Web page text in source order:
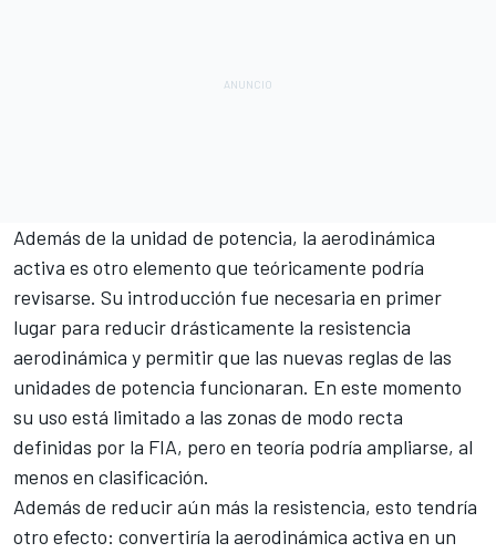
Además de la unidad de potencia, la aerodinámica
activa es otro elemento que teóricamente podría
revisarse. Su introducción fue necesaria en primer
lugar para reducir drásticamente la resistencia
aerodinámica y permitir que las nuevas reglas de las
unidades de potencia funcionaran. En este momento
su uso está limitado a las zonas de modo recta
definidas por la FIA, pero en teoría podría ampliarse, al
menos en clasificación.
Además de reducir aún más la resistencia, esto tendría
otro efecto: convertiría la aerodinámica activa en un